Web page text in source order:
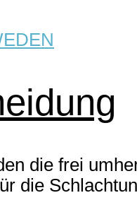
die frei
die